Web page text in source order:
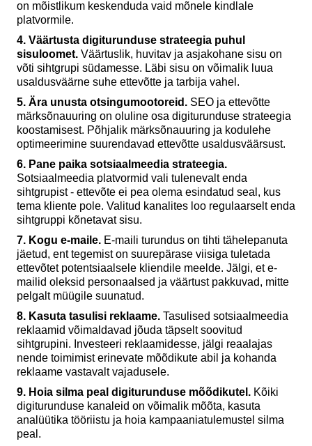
on mõistlikum keskenduda vaid mõnele kindlale
platvormile.
4. Väärtusta digiturunduse strateegia puhul
sisuloomet. Väärtuslik, huvitav ja asjakohane sisu on
võti sihtgrupi südamesse. Läbi sisu on võimalik luua
usaldusväärne suhe ettevõtte ja tarbija vahel.
5. Ära unusta otsingumootoreid. SEO ja ettevõtte
märksõnauuring on oluline osa digiturunduse strateegia
koostamisest. Põhjalik märksõnauuring ja kodulehe
optimeerimine suurendavad ettevõtte usaldusväärsust.
6. Pane paika sotsiaalmeedia strateegia.
Sotsiaalmeedia platvormid vali tulenevalt enda
sihtgrupist - ettevõte ei pea olema esindatud seal, kus
tema kliente pole. Valitud kanalites loo regulaarselt enda
sihtgruppi kõnetavat sisu.
7. Kogu e-maile. E-maili turundus on tihti tähelepanuta
jäetud, ent tegemist on suurepärase viisiga tuletada
ettevõtet potentsiaalsele kliendile meelde. Jälgi, et e-
mailid oleksid personaalsed ja väärtust pakkuvad, mitte
pelgalt müügile suunatud.
8. Kasuta tasulisi reklaame. Tasulised sotsiaalmeedia
reklaamid võimaldavad jõuda täpselt soovitud
sihtgrupini. Investeeri reklaamidesse, jälgi reaalajas
nende toimimist erinevate mõõdikute abil ja kohanda
reklaame vastavalt vajadusele.
9. Hoia silma peal digiturunduse mõõdikutel. Kõiki
digiturunduse kanaleid on võimalik mõõta, kasuta
analüütika tööriistu ja hoia kampaaniatulemustel silma
peal.